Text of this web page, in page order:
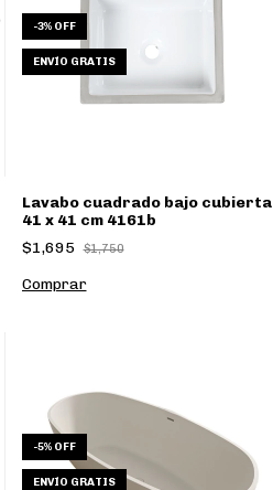
-3% OFF
ENVÍO GRATIS
Lavabo cuadrado bajo cubierta
41 x 41 cm 4161b
$1,695
$1,750
-5% OFF
ENVÍO GRATIS